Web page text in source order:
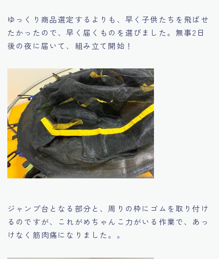
ゆっくり商品選定するよりも、早く子供たちを飛ばせ
たかったので、早く届くものを選びました。無事2日
後の夜に届いて、組み立て開始！
ジャンプ台となる部分と、周りの枠にゴムを取り付け
るのですが、これがめちゃんこ力がいる作業で、あっ
けなく筋肉痛になりました。。